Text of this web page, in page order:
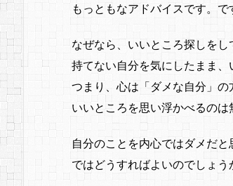
もっともなアドバイスです。
なぜなら、いいところ探しを
持てない自分を気にしたまま、
つまり、心は「ダメな自分」
いいところを思い浮かべるのは
自分のことを内心ではダメだと
ではどうすればよいのでしょう